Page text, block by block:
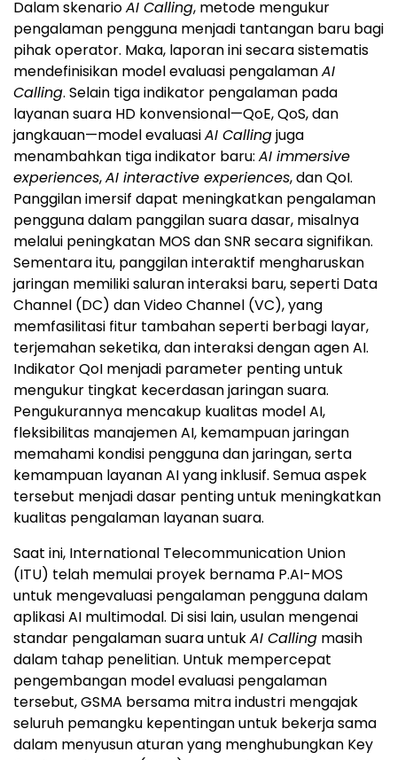
jangkauan—model evaluasiAI Callingjuga
menambahkan tiga indikator baru:AI immersive
experiences,AI interactive experiences, dan QoI.
Panggilan imersif dapat meningkatkan pengalaman
pengguna dalam panggilan suara dasar, misalnya
melalui peningkatan MOS dan SNR secara signifikan.
Sementara itu, panggilan interaktif mengharuskan
jaringan memiliki saluran interaksi baru, seperti Data
Channel (DC) dan Video Channel (VC), yang
memfasilitasi fitur tambahan seperti berbagi layar,
terjemahan seketika, dan interaksi dengan agen AI.
Indikator QoI menjadi parameter penting untuk
mengukur tingkat kecerdasan jaringan suara.
Pengukurannya mencakup kualitas model AI,
fleksibilitas manajemen AI, kemampuan jaringan
memahami kondisi pengguna dan jaringan, serta
kemampuan layanan AI yang inklusif. Semua aspek
tersebut menjadi dasar penting untuk meningkatkan
kualitas pengalaman layanan suara.
Saat ini, International Telecommunication Union
(ITU) telah memulai proyek bernama P.AI-MOS
untuk mengevaluasi pengalaman pengguna dalam
aplikasi AI multimodal. Di sisi lain, usulan mengenai
standar pengalaman suara untukAI Calling
pengembangan model evaluasi pengalaman
tersebut, GSMA bersama mitra industri mengajak
seluruh pemangku kepentingan untuk bekerja sama
dalam menyusun aturan yang menghubungkan Key
Quality Indicators (KQIs) pada aplikasi AI dengan Key
Performance Indicators (KPIs) pada jaringan. Upaya
ini turut mempercepat penyusunan standar
pengalaman layanan AI seluler, sekaligus
memberikan dukungan yang lebih kuat bagi
perkembangan industri AI dalam komunikasi seluler.